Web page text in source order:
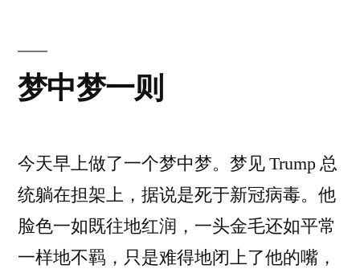
梦中梦一则
今天早上做了一个梦中梦。梦见 Trump 总
统躺在担架上，据说是死于新冠病毒。他
脸色一如既往地红润，一头金毛还如平常
一样地不羁，只是难得地闭上了他的嘴，